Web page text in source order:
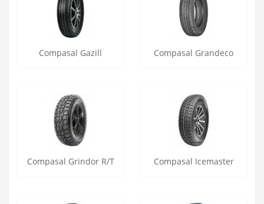
Compasal Gazill Compasal Grandeco
Compasal Grindor R/T Compasal Icemaster